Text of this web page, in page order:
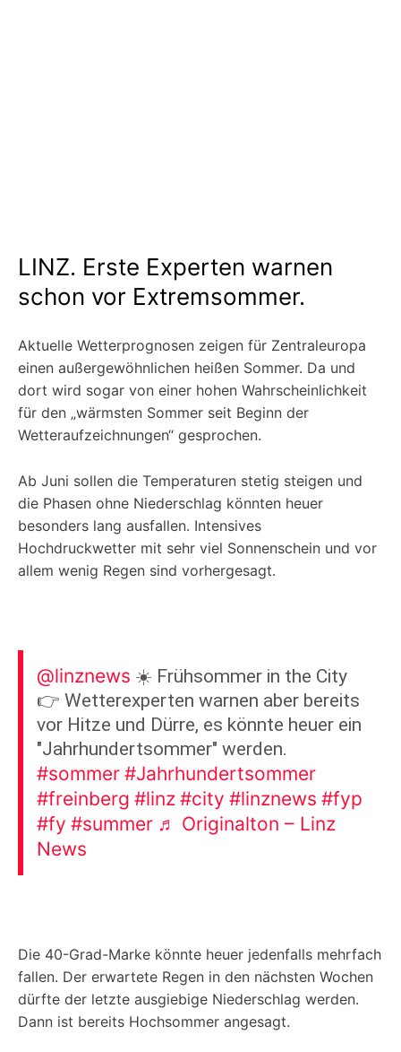
LINZ. Erste Experten warnen
schon vor Extremsommer.
Aktuelle Wetterprognosen zeigen für Zentraleuropa
einen außergewöhnlichen heißen Sommer. Da und
dort wird sogar von einer hohen Wahrscheinlichkeit
für den „wärmsten Sommer seit Beginn der
Wetteraufzeichnungen“ gesprochen.
Ab Juni sollen die Temperaturen stetig steigen und
die Phasen ohne Niederschlag könnten heuer
besonders lang ausfallen. Intensives
Hochdruckwetter mit sehr viel Sonnenschein und vor
allem wenig Regen sind vorhergesagt.
@linznews ☀️ Frühsommer in the City
👉 Wetterexperten warnen aber bereits
vor Hitze und Dürre, es könnte heuer ein
"Jahrhundertsommer" werden.
#sommer #Jahrhundertsommer
#freinberg #linz #city #linznews #fyp
#fy #summer ♬ Originalton – Linz
News
Die 40-Grad-Marke könnte heuer jedenfalls mehrfach
fallen. Der erwartete Regen in den nächsten Wochen
dürfte der letzte ausgiebige Niederschlag werden.
Dann ist bereits Hochsommer angesagt.